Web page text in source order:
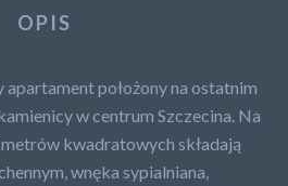
OPIS
apartament położony na ostatnim
w centrum Szczecina. Na
kwadratowych składają
wnęka sypialniana,